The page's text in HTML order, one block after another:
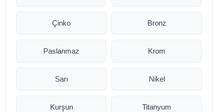
Çinko Bronz
Paslanmaz Krom
Sarı Nikel
Kurşun Titanyum